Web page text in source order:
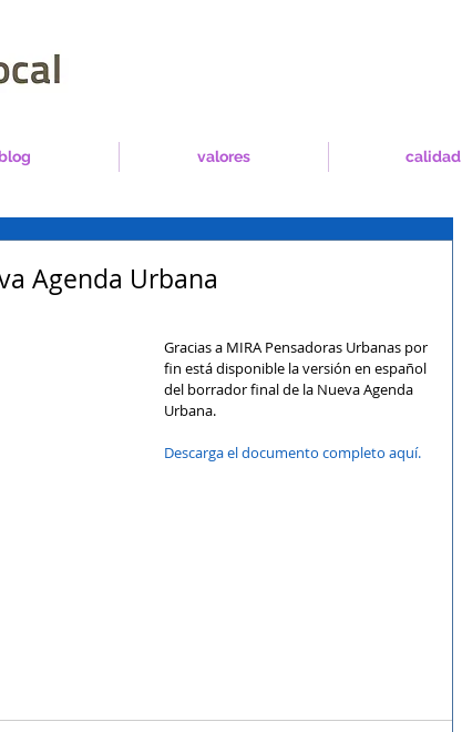
blog valores calidad
Agenda Urbana
Gracias a MIRA Pensadoras Urbanas por
fin está disponible la versión en español
del borrador final de la Nueva Agenda
Urbana.
Descarga el documento completo aquí.